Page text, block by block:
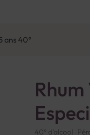
ans 40°
Rhum
40° d'alcool